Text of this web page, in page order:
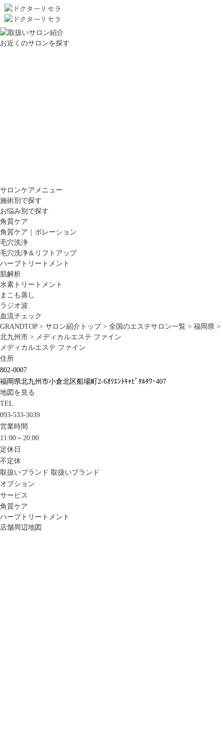
お近くのサロンを探す
サロンケアメニュー
施術別で探す
お悩み別で探す
角質ケア
角質ケア｜ポレーション
毛穴洗浄
毛穴洗浄＆リフトアップ
ハーブトリートメント
肌解析
水素トリートメント
まこも蒸し
ラジオ波
血流チェック
GRANDTOP > サロン紹介トップ > 全国のエステサロン一覧 > 福岡県 >
北九州市 > メディカルエステ ファイン
メディカルエステ ファイン
住所
802-0007
福岡県北九州市小倉北区船場町2-6ｵﾘｴﾝﾄｷｬﾋﾟﾀﾙﾀﾜｰ407
地図を見る
TEL
093-533-3039
営業時間
11:00～20:00
定休日
不定休
取扱いブランド 取扱いブランド
オプション
サービス
角質ケア
ハーブトリートメント
店舗周辺地図